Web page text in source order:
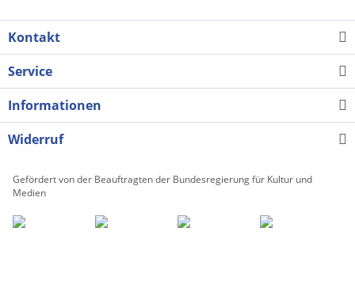
Kontakt
Service
Informationen
Widerruf
Gefördert von der Beauftragten der Bundesregierung für Kultur und
Medien